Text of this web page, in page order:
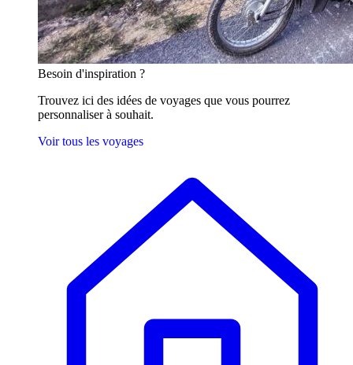
Besoin d'inspiration ?
Trouvez ici des idées de voyages que vous pourrez
personnaliser à souhait.
Voir tous les voyages